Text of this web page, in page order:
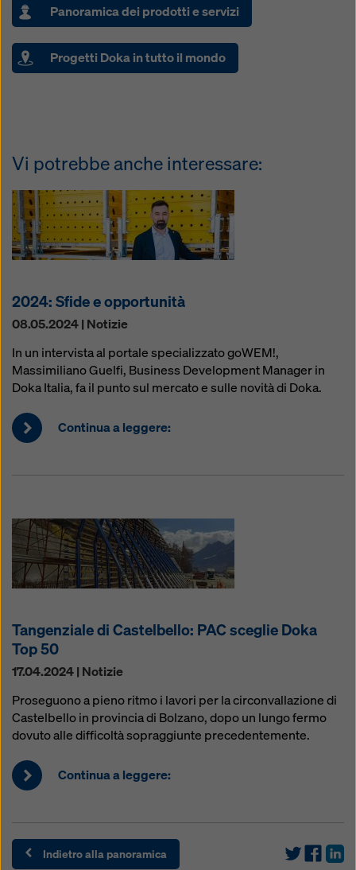
Panoramica dei prodotti e servizi
Progetti Doka in tutto il mondo
Vi potrebbe anche interessare:
2024: Sfide e opportunità
08.05.2024 | Notizie
In un intervista al portale specializzato goWEM!,
Massimiliano Guelfi, Business Development Manager in
Doka Italia, fa il punto sul mercato e sulle novità di Doka.
Continua a leggere:
Tangenziale di Castelbello: PAC sceglie Doka
Top 50
17.04.2024 | Notizie
Proseguono a pieno ritmo i lavori per la circonvallazione di
Castelbello in provincia di Bolzano, dopo un lungo fermo
dovuto alle difficoltà sopraggiunte precedentemente.
Continua a leggere:
Indietro alla panoramica